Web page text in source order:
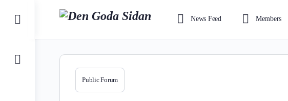
News Feed Members
Public Forum